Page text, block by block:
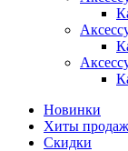
Новинки
Хиты продаж
Скидки